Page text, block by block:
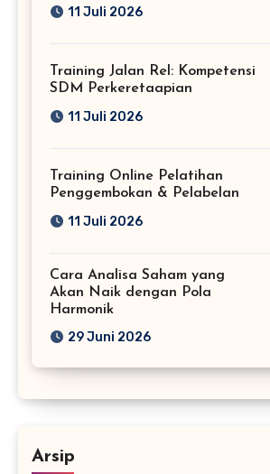
11 Juli 2026
Training Jalan Rel: Kompetensi
SDM Perkeretaapian
11 Juli 2026
Training Online Pelatihan
Penggembokan & Pelabelan
11 Juli 2026
Cara Analisa Saham yang
Akan Naik dengan Pola
Harmonik
29 Juni 2026
Arsip